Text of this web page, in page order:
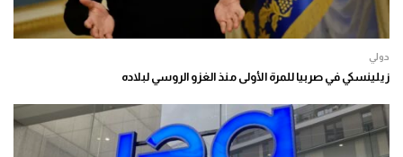
دولي
زيلينسكي في صربيا للمرة الأولى منذ الغزو الروسي لبلاده